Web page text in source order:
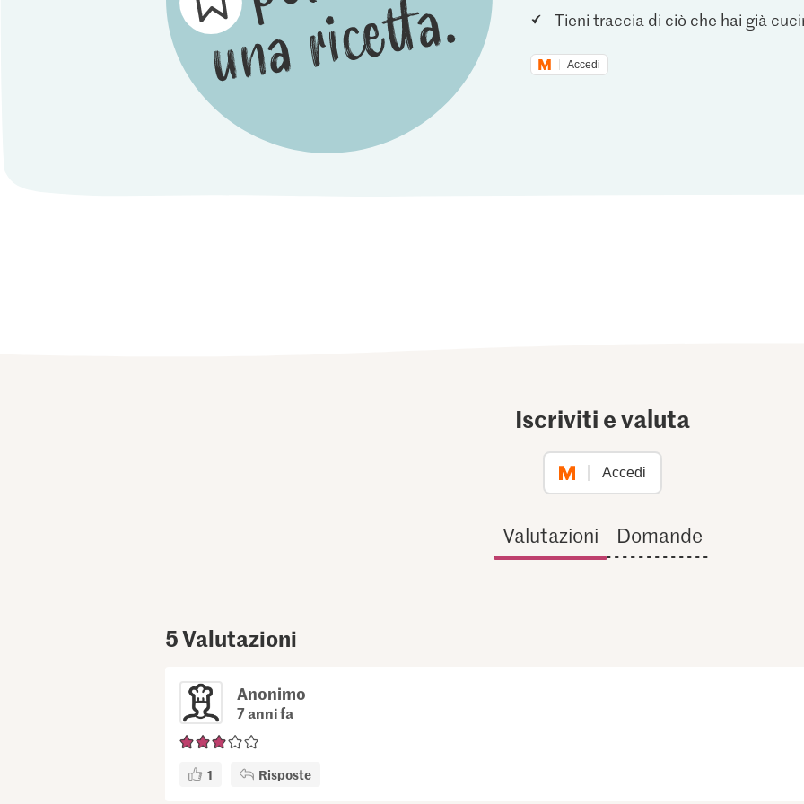
Tieni traccia di ciò che hai già
Accedi
Iscriviti e valuta
Accedi
Valutazioni Domande
5Valutazioni
Anonimo
7 anni fa
1 Risposte